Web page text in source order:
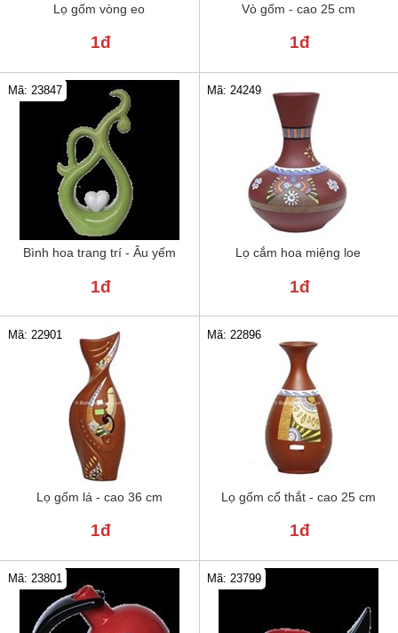
Lọ gốm vòng eo
1đ
Vò gốm - cao 25 cm
1đ
Bình hoa trang trí - Âu yếm
Mã: 23847
1đ
Lọ cắm hoa miệng loe
Mã: 24249
1đ
Lọ gốm lá - cao 36 cm
Mã: 22901
1đ
Lọ gốm cổ thắt - cao 25 cm
Mã: 22896
1đ
Mã: 23801 Mã: 23799